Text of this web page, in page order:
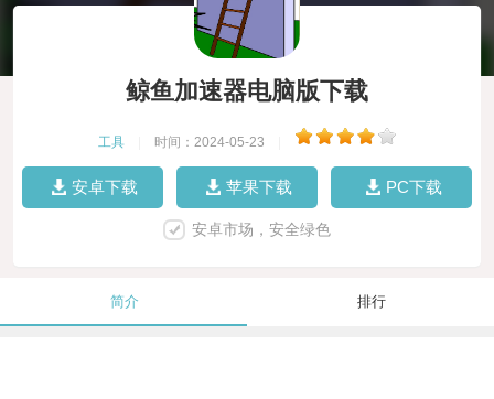
鲸鱼加速器电脑版下载
工具 时间：2024-05-23
安卓下载 苹果下载 PC下载
安卓市场，安全绿色
简介 排行